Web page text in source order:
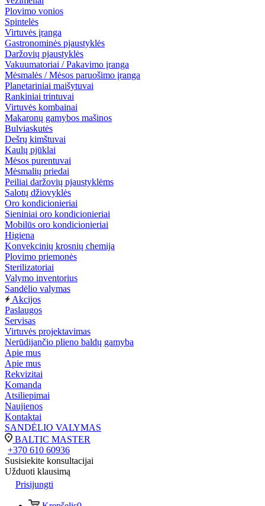
Plovimo vonios
Spintelės
Virtuvės įranga
Gastronominės pjaustyklės
Daržovių pjaustyklės
Vakuumatoriai / Pakavimo įranga
Mėsmalės / Mėsos paruošimo įranga
Planetariniai maišytuvai
Rankiniai trintuvai
Virtuvės kombainai
Makaronų gamybos mašinos
Bulviaskutės
Dešrų kimštuvai
Kaulų pjūklai
Mėsos purentuvai
Mėsmalių priedai
Peiliai daržovių pjaustyklėms
Salotų džiovyklės
Oro kondicionieriai
Sieniniai oro kondicionieriai
Mobilūs oro kondicionieriai
Higiena
Konvekcinių krosnių chemija
Plovimo priemonės
Sterilizatoriai
Valymo inventorius
Sandėlio valymas
Akcijos
Paslaugos
Servisas
Virtuvės projektavimas
Nerūdijančio plieno baldų gamyba
Apie mus
Apie mus
Rekvizitai
Komanda
Atsiliepimai
Naujienos
Kontaktai
SANDĖLIO VALYMAS
BALTIC MASTER
+370 610 60936
Susisiekite konsultacijai
Užduoti klausimą
Prisijungti